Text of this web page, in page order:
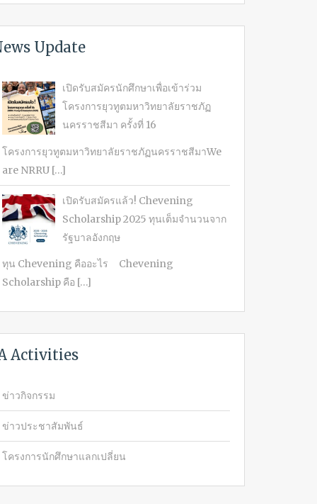
Update
เปิดรับสมัครนักศึกษาเพื่อเข้าร่วม
โครงการยุวทูตมหาวิทยาลัยราชภัฏ
นครราชสีมา ครั้งที่ 16
โครงการยุวทูตมหาวิทยาลัยราชภัฏนครราชสีมาWe
are NRRU […]
เปิดรับสมัครแล้ว! Chevening
Scholarship 2025 ทุนเต็มจำนวนจาก
รัฐบาลอังกฤษ
ทุน Chevening คืออะไร Chevening
Scholarship คือ […]
Activities
ข่าวกิจกรรม
ข่าวประชาสัมพันธ์
โครงการนักศึกษาแลกเปลี่ยน